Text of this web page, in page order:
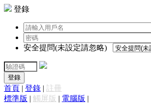
登錄
安全提問(未設定請忽略)
登錄
首頁 | 登錄 | 註冊
標準版 | 觸屏版 | 電腦版 |